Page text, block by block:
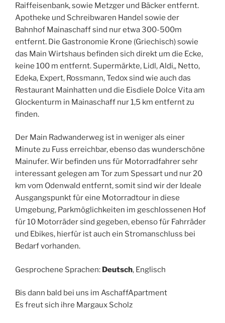
Raiffeisenbank, sowie Metzger und Bäcker entfernt.
Apotheke und Schreibwaren Handel sowie der
Bahnhof Mainaschaff sind nur etwa 300-500m
entfernt. Die Gastronomie Krone (Griechisch) sowie
das Main Wirtshaus befinden sich direkt um die Ecke,
keine 100 m entfernt. Supermärkte, Lidl, Aldi,, Netto,
Edeka, Expert, Rossmann, Tedox sind wie auch das
Restaurant Mainhatten und die Eisdiele Dolce Vita am
Glockenturm in Mainaschaff nur 1,5 km entfernt zu
finden.
Der Main Radwanderweg ist in weniger als einer
Minute zu Fuss erreichbar, ebenso das wunderschöne
Mainufer. Wir befinden uns für Motorradfahrer sehr
interessant gelegen am Tor zum Spessart und nur 20
km vom Odenwald entfernt, somit sind wir der Ideale
Ausgangspunkt für eine Motorradtour in diese
Umgebung, Parkmöglichkeiten im geschlossenen Hof
für 10 Motorräder sind gegeben, ebenso für Fahrräder
und Ebikes, hierfür ist auch ein Stromanschluss bei
Bedarf vorhanden.
Gesprochene Sprachen: Deutsch, Englisch
Bis dann bald bei uns im AschaffApartment
Es freut sich ihre Margaux Scholz